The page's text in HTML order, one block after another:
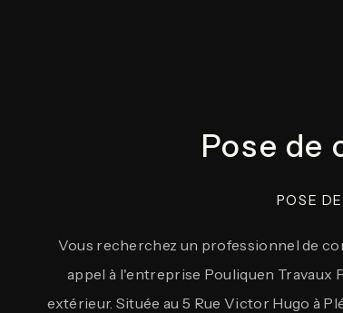
Pose de
POSE
Vous recherchez un professionnel de
appel à l'entreprise Pouliquen Travaux
extérieur. Située au 5 Rue Victor Hugo à